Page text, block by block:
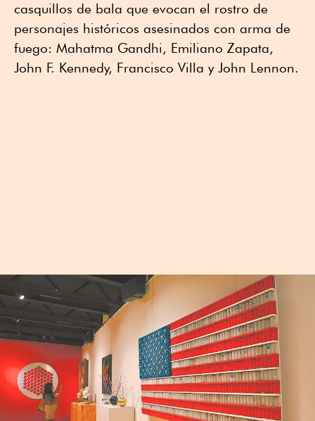
casquillos de bala que evocan el rostro de
personajes históricos asesinados con arma de
fuego: Mahatma Gandhi, Emiliano Zapata,
John F. Kennedy, Francisco Villa y John Lennon.